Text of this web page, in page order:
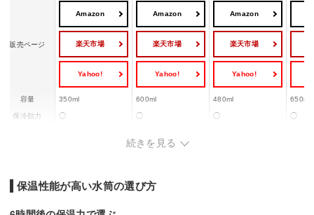
販売ページ
Amazon
楽天市場
Yahoo!
Amazon
楽天市場
Yahoo!
Amazon
楽天市場
Yahoo!
容量 350ml 600ml 480ml 650ml
保冷効力 ◯ ◯ ◯ ◯
342g
続きを見る
保温性能が高い水筒の選び方